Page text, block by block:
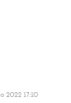
2022 17:10